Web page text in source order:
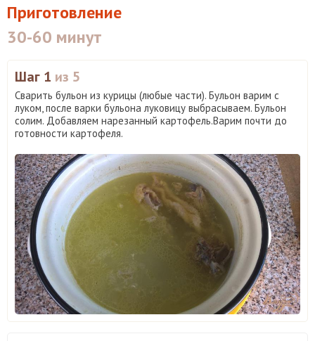
Приготовление
30-60 минут
Шаг 1 из 5
Сварить бульон из курицы (любые части). Бульон варим с
луком, после варки бульона луковицу выбрасываем. Бульон
солим. Добавляем нарезанный картофель.Варим почти до
готовности картофеля.